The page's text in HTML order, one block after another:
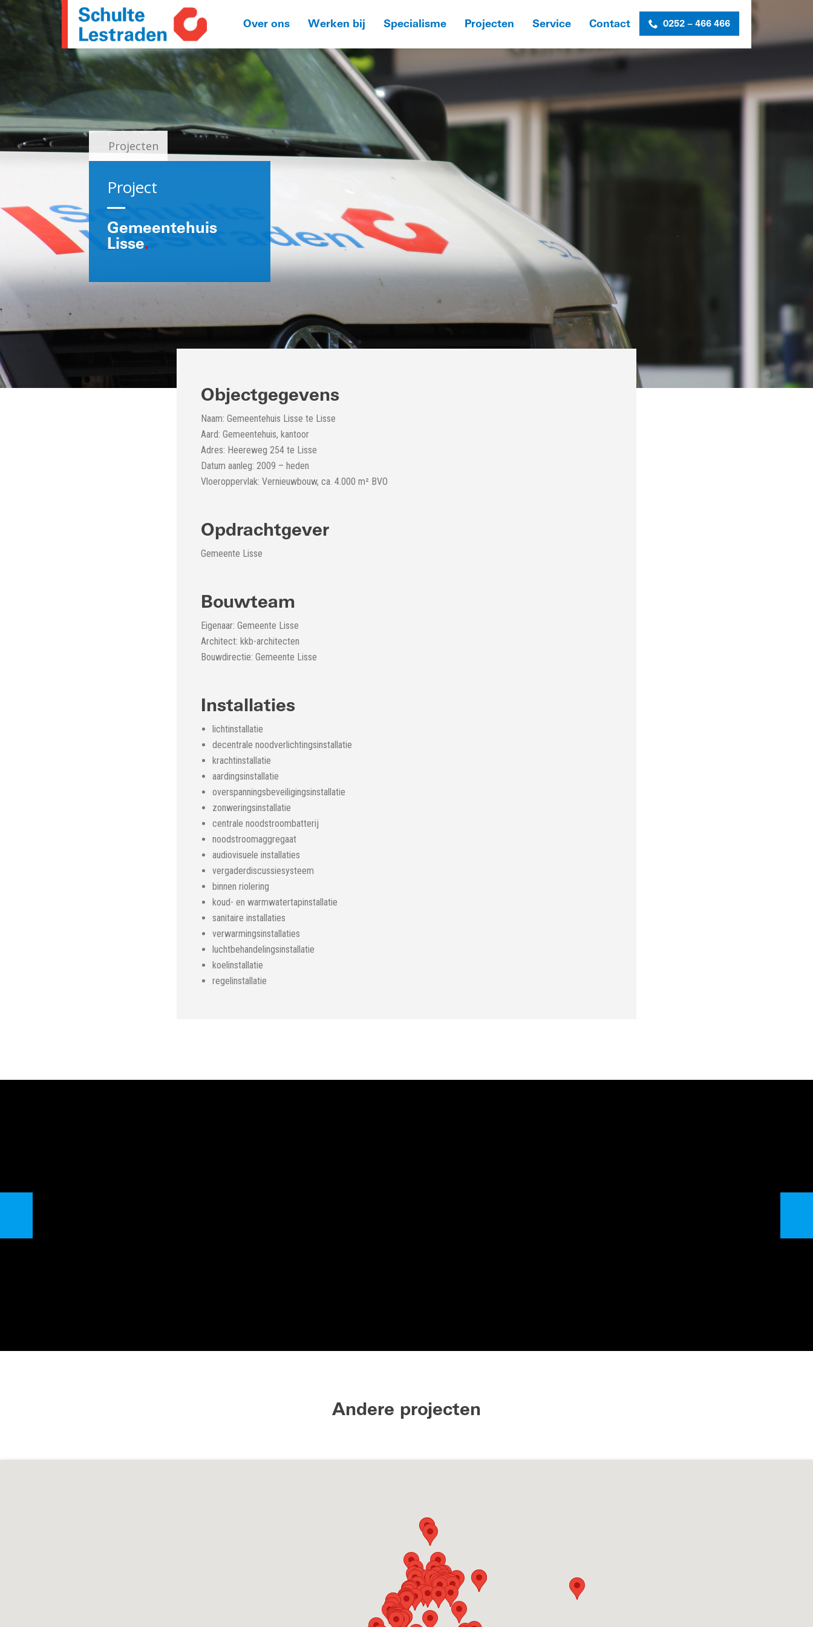
Over ons Werken bij Specialisme Projecten Service Contact 0252 – 466 466
Projecten
Gemeentehuis
Lisse.
Project
Objectgegevens
Naam: Gemeentehuis Lisse te Lisse
Aard: Gemeentehuis, kantoor
Adres: Heereweg 254 te Lisse
Datum aanleg: 2009 – heden
Vloeroppervlak: Vernieuwbouw, ca. 4.000 m² BVO
Opdrachtgever
Gemeente Lisse
Bouwteam
Eigenaar: Gemeente Lisse
Architect: kkb-architecten
Bouwdirectie: Gemeente Lisse
Installaties
lichtinstallatie
decentrale noodverlichtingsinstallatie
krachtinstallatie
aardingsinstallatie
overspanningsbeveiligingsinstallatie
zonweringsinstallatie
centrale noodstroombatterij
noodstroomaggregaat
audiovisuele installaties
vergaderdiscussiesysteem
binnen riolering
koud- en warmwatertapinstallatie
sanitaire installaties
verwarmingsinstallaties
luchtbehandelingsinstallatie
koelinstallatie
regelinstallatie
Andere projecten